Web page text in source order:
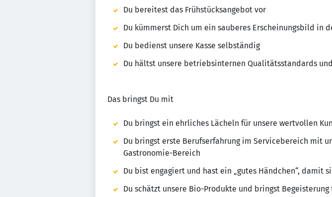
Du bereitest das Frühstücksangebot vor
Du kümmerst Dich um ein sauberes Erscheinungsbild in
Du bedienst unsere Kasse selbständig
Du hältst unsere betriebsinternen Qualitätsstandards
Das bringst Du mit
Du bringst ein ehrliches Lächeln für unsere wertvollen
Du bringst erste Berufserfahrung im Servicebereich mit
Gastronomie-Bereich
Du bist engagiert und hast ein „gutes Händchen“, damit
Du schätzt unsere Bio-Produkte und bringst